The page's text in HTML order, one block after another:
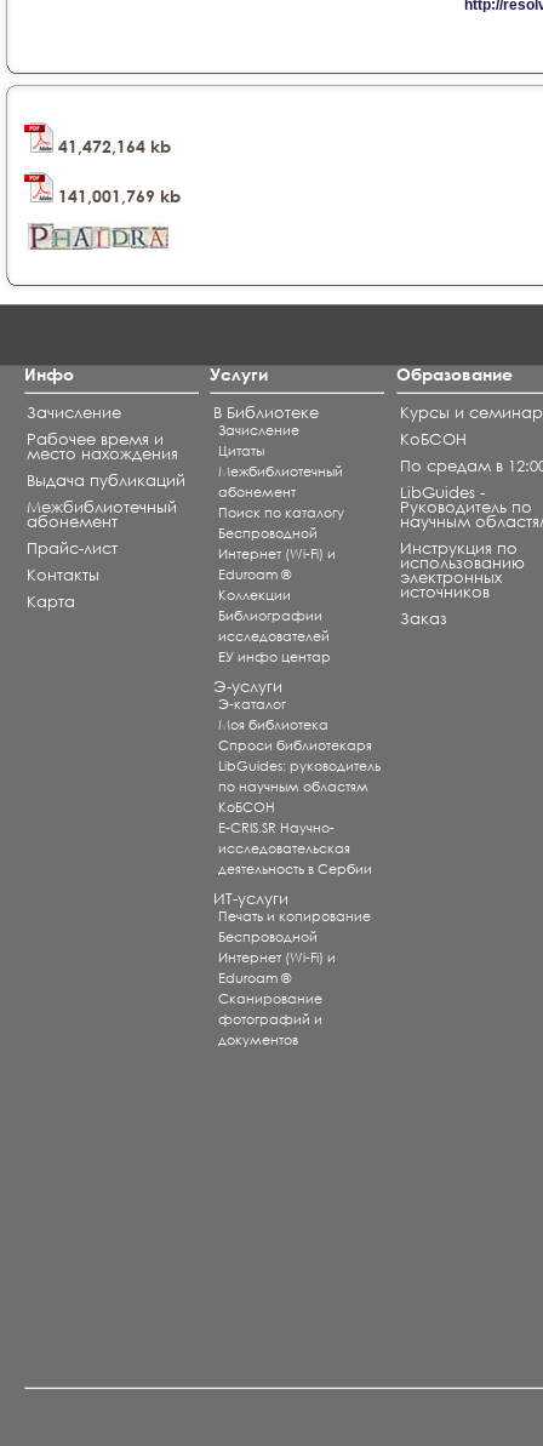
41,472,164 kb
141,001,769 kb
Инфо
Зачисление
Рабочее время и
место нахождения
Выдача публикаций
Межбиблиотечный
абонемент
Прайс-лист
Контакты
Карта
Услуги
В Библиотеке
Зачисление
Цитаты
Межбиблиотечный
абонемент
Поиск по каталогу
Беспроводной
Интернет (Wi-Fi) и
Eduroam ®
Коллекции
Библиографии
исследователей
ЕУ инфо центар
Э-услуги
Э-каталог
Моя библиотека
Спроси библиотекаря
LibGuides: руководитель
по научным областям
КоБСОН
E-CRIS.SR Научно-
исследовательская
деятельность в Сербии
ИТ-услуги
Печать и копирование
Беспроводной
Интернет (Wi-Fi) и
Eduroam ®
Сканирование
фотографий и
документов
Образование
Курсы и
КоБСОН
По средам в
LibGuides -
Руководитель по
научным
Инструкция по
использованию
электронных
источников
Заказ